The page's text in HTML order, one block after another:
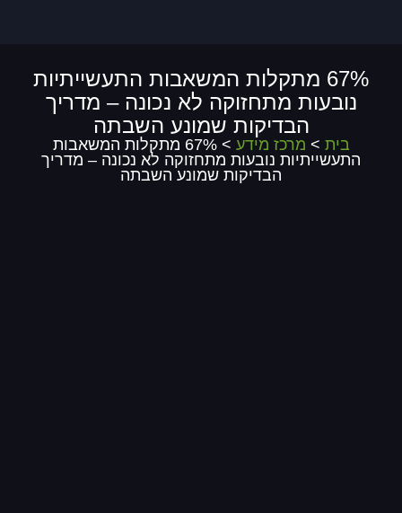
67% מתקלות המשאבות התעשייתיות
נובעות מתחזוקה לא נכונה – מדריך
הבדיקות שמונע השבתה
בית > מרכז מידע
> 67% מתקלות המשאבות
התעשייתיות נובעות מתחזוקה לא נכונה – מדריך
הבדיקות שמונע השבתה